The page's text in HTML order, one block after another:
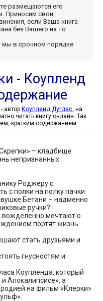
размещаются его
Приносим свои
если Ваша книга
без Вашего на то
мы в срочном порядке
- Коупленд
Похитители жвачки - Коупленд Дуглас - автор Коупленд Дуглас, на
читать книгу онлайн. Так
кратким содержанием.
– кладбище
непризнанных
Роджеру с
с полки на полку пачки
Бетани – надменно
ручки?
мечтают о
портят жизнь
стать друзьями и
гнусностям и
Коупленда, который
Апокалипсисе», а
на фильм «Клерки»